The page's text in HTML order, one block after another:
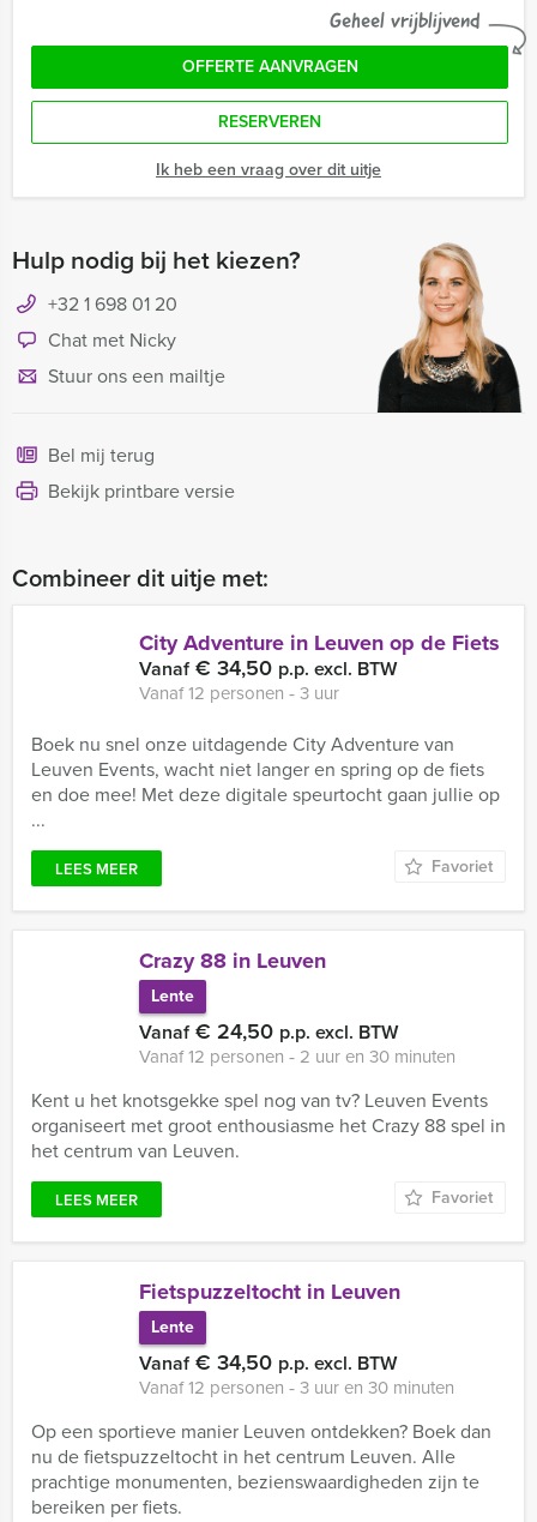
Geheel vrijblijvend
OFFERTE AANVRAGEN
RESERVEREN
Ik heb een vraag over dit uitje
Hulp nodig bij het kiezen?
+32 1 698 01 20
Chat met Nicky
Stuur ons een mailtje
Bel mij terug
Bekijk printbare versie
Combineer dit uitje met:
City Adventure in Leuven op de Fiets
Vanaf€ 34,50 p.p. excl. BTW
Vanaf 12 personen ‐ 3 uur
Boek nu snel onze uitdagende City Adventure van
Leuven Events, wacht niet langer en spring op de fiets
en doe mee! Met deze digitale speurtocht gaan jullie op
...
LEES MEER Favoriet
Crazy 88 in Leuven
Lente
Vanaf€ 24,50 p.p. excl. BTW
Vanaf 12 personen ‐ 2 uur en 30 minuten
Kent u het knotsgekke spel nog van tv? Leuven Events
organiseert met groot enthousiasme het Crazy 88 spel in
het centrum van Leuven.
LEES MEER Favoriet
Fietspuzzeltocht in Leuven
Lente
Vanaf€ 34,50 p.p. excl. BTW
Vanaf 12 personen ‐ 3 uur en 30 minuten
Op een sportieve manier Leuven ontdekken? Boek dan
nu de fietspuzzeltocht in het centrum Leuven. Alle
prachtige monumenten, bezienswaardigheden zijn te
bereiken per fiets.